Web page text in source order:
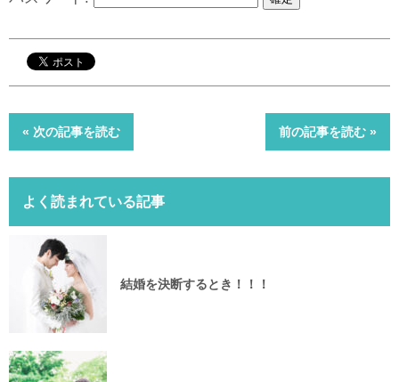
« 次の記事を読む 前の記事を読む »
よく読まれている記事
結婚を決断するとき！！！